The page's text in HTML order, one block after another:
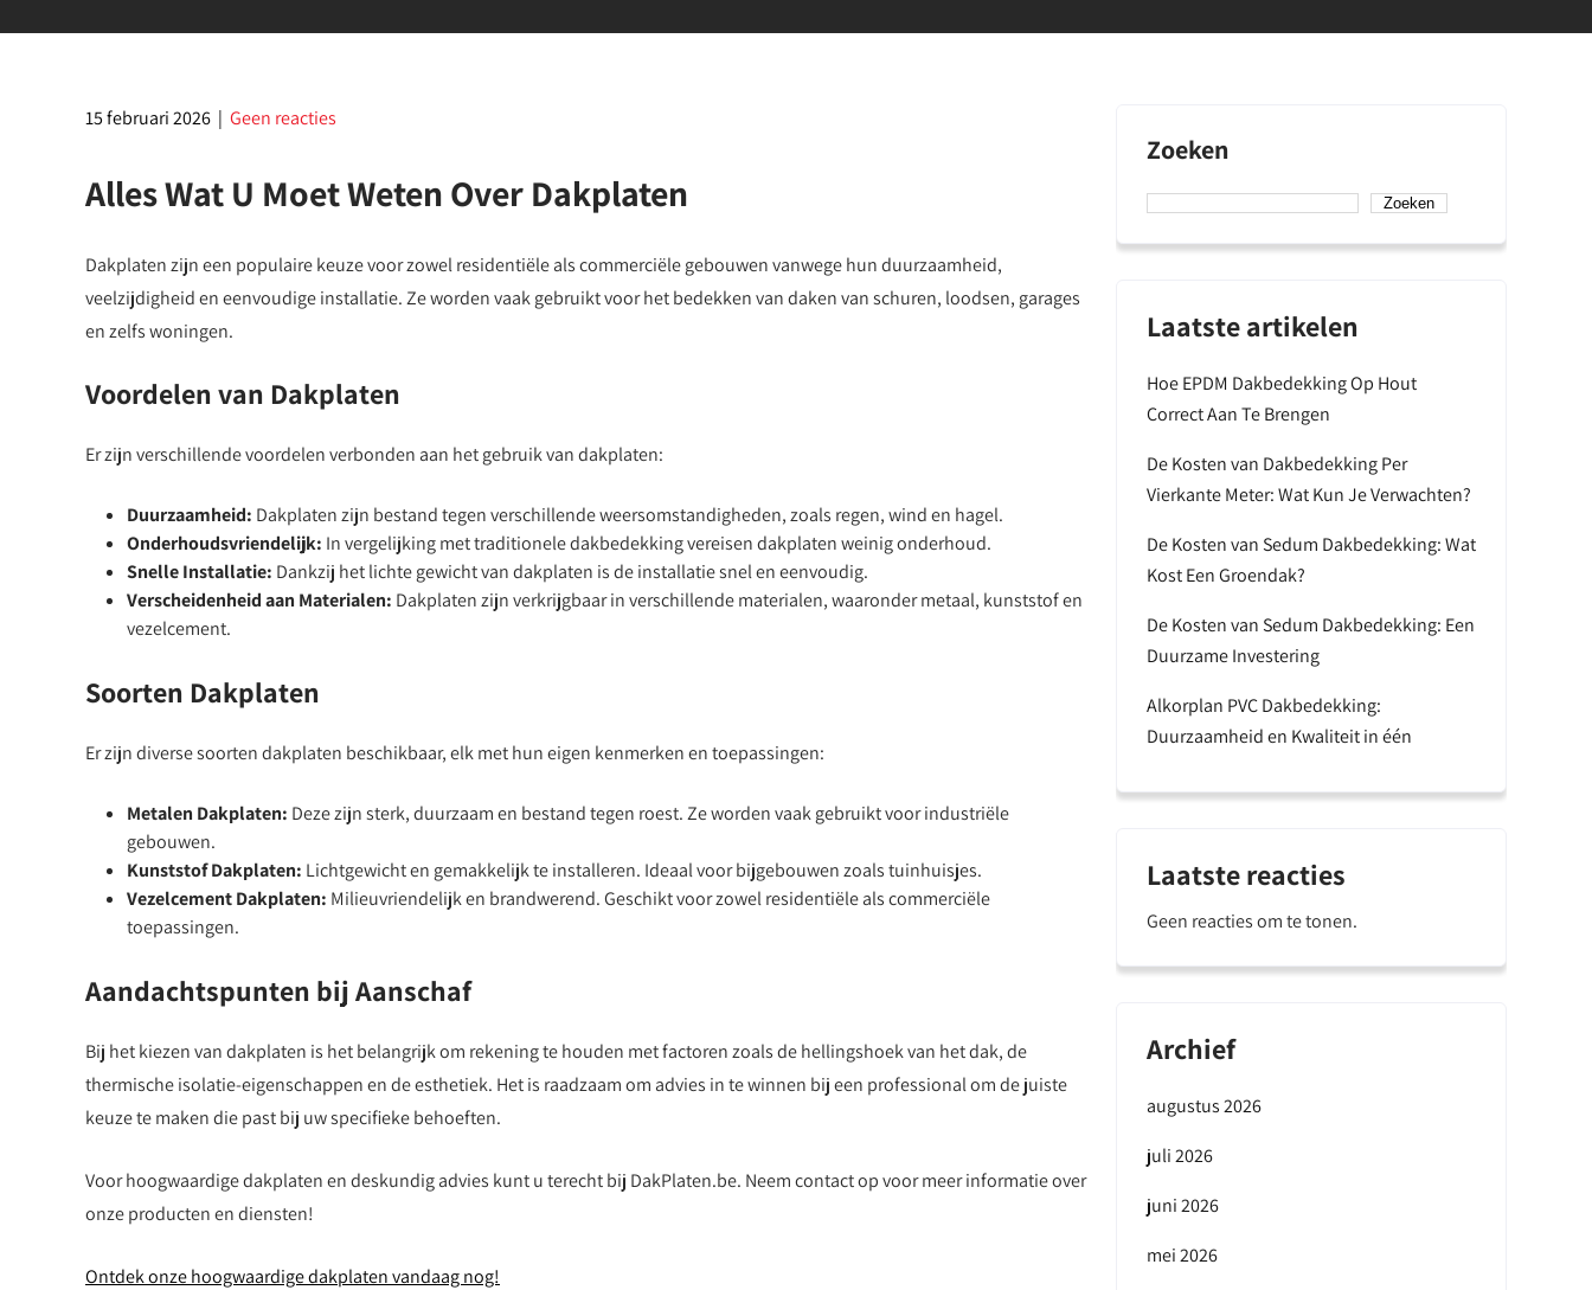
15 februari 2026 | Geen reacties
Alles Wat U Moet Weten Over Dakplaten
Dakplaten zijn een populaire keuze voor zowel residentiële als commerciële gebouwen vanwege hun duurzaamheid,
veelzijdigheid en eenvoudige installatie. Ze worden vaak gebruikt voor het bedekken van daken van schuren, loodsen, garages
en zelfs woningen.
Voordelen van Dakplaten
Er zijn verschillende voordelen verbonden aan het gebruik van dakplaten:
Duurzaamheid: Dakplaten zijn bestand tegen verschillende weersomstandigheden, zoals regen, wind en hagel.
Onderhoudsvriendelijk: In vergelijking met traditionele dakbedekking vereisen dakplaten weinig onderhoud.
Snelle Installatie: Dankzij het lichte gewicht van dakplaten is de installatie snel en eenvoudig.
Verscheidenheid aan Materialen: Dakplaten zijn verkrijgbaar in verschillende materialen, waaronder metaal, kunststof en
vezelcement.
Soorten Dakplaten
Er zijn diverse soorten dakplaten beschikbaar, elk met hun eigen kenmerken en toepassingen:
Metalen Dakplaten: Deze zijn sterk, duurzaam en bestand tegen roest. Ze worden vaak gebruikt voor industriële
gebouwen.
Kunststof Dakplaten: Lichtgewicht en gemakkelijk te installeren. Ideaal voor bijgebouwen zoals tuinhuisjes.
Vezelcement Dakplaten: Milieuvriendelijk en brandwerend. Geschikt voor zowel residentiële als commerciële
toepassingen.
Aandachtspunten bij Aanschaf
Bij het kiezen van dakplaten is het belangrijk om rekening te houden met factoren zoals de hellingshoek van het dak, de
thermische isolatie-eigenschappen en de esthetiek. Het is raadzaam om advies in te winnen bij een professional om de juiste
keuze te maken die past bij uw specifieke behoeften.
Voor hoogwaardige dakplaten en deskundig advies kunt u terecht bij DakPlaten.be. Neem contact op voor meer informatie over
onze producten en diensten!
Ontdek onze hoogwaardige dakplaten vandaag nog!
Zoeken
Zoeken
Laatste artikelen
Hoe EPDM Dakbedekking Op Hout
Correct Aan Te Brengen
De Kosten van Dakbedekking Per
Vierkante Meter: Wat Kun Je Verwachten?
De Kosten van Sedum Dakbedekking: Wat
Kost Een Groendak?
De Kosten van Sedum Dakbedekking: Een
Duurzame Investering
Alkorplan PVC Dakbedekking:
Duurzaamheid en Kwaliteit in één
Laatste reacties
Geen reacties om te tonen.
Archief
augustus 2026
juli 2026
juni 2026
mei 2026